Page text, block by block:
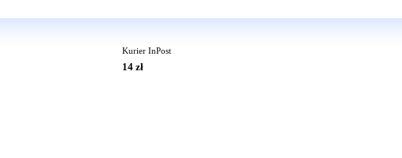
Kurier InPost
14 zł